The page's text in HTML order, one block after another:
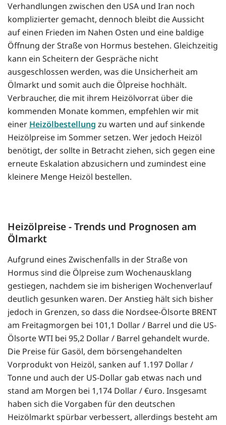
Verhandlungen zwischen den USA und Iran noch
komplizierter gemacht, dennoch bleibt die Aussicht
auf einen Frieden im Nahen Osten und eine baldige
Öffnung der Straße von Hormus bestehen. Gleichzeitig
kann ein Scheitern der Gespräche nicht
ausgeschlossen werden, was die Unsicherheit am
Ölmarkt und somit auch die Ölpreise hochhält.
Verbraucher, die mit ihrem Heizölvorrat über die
kommenden Monate kommen, empfehlen wir mit
einer Heizölbestellung zu warten und auf sinkende
Heizölpreise im Sommer setzen. Wer jedoch Heizöl
benötigt, der sollte in Betracht ziehen, sich gegen eine
erneute Eskalation abzusichern und zumindest eine
kleinere Menge Heizöl bestellen.
Heizölpreise - Trends und Prognosen am
Ölmarkt
Aufgrund eines Zwischenfalls in der Straße von
Hormus sind die Ölpreise zum Wochenausklang
gestiegen, nachdem sie im bisherigen Wochenverlauf
deutlich gesunken waren. Der Anstieg hält sich bisher
jedoch in Grenzen, so dass die Nordsee-Ölsorte BRENT
am Freitagmorgen bei 101,1 Dollar / Barrel und die US-
Ölsorte WTI bei 95,2 Dollar / Barrel gehandelt wurde.
Die Preise für Gasöl, dem börsengehandelten
Vorprodukt von Heizöl, sanken auf 1.197 Dollar /
Tonne und auch der US-Dollar gab etwas nach und
stand am Morgen bei 1,174 Dollar / €uro. Insgesamt
haben sich die Vorgaben für den deutschen
Heizölmarkt spürbar verbessert, allerdings besteht am